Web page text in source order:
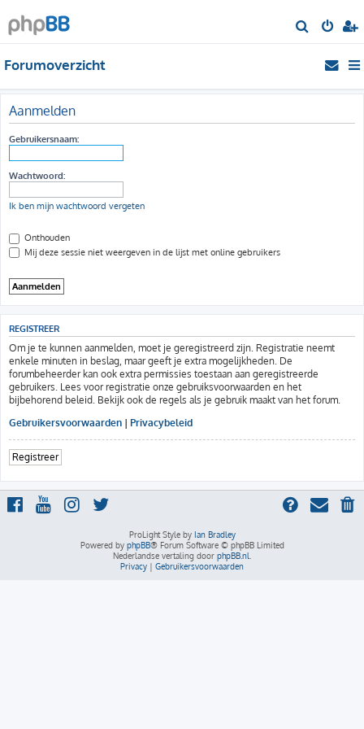
o
Forumoverzicht
Aanmelden
Gebruikersnaam:
Wachtwoord:
Ik ben mijn wachtwoord vergeten
Onthouden
Mij deze sessie niet weergeven in de lijst met online gebruikers
REGISTREER
Om je te kunnen aanmelden, moet je geregistreerd zijn. Registratie neemt
enkele minuten in beslag, maar geeft je extra mogelijkheden. De
forumbeheerder kan ook extra permissies toestaan aan geregistreerde
gebruikers. Lees voor registratie onze gebruiksvoorwaarden en het
bijbehorend beleid. Bekijk ook de regels als je gebruik maakt van het forum.
Gebruikersvoorwaarden | Privacybeleid
Registreer
ProLight Style by Ian Bradley
Powered by phpBB® Forum Software © phpBB Limited
Nederlandse vertaling door phpBB.nl
Privacy | Gebruikersvoorwaarden